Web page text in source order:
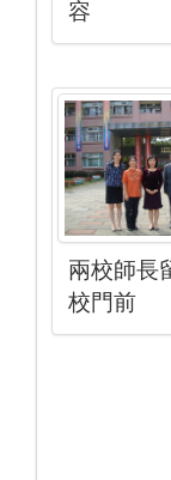
容
兩校師長
校門前